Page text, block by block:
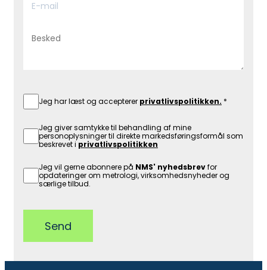
Jeg har læst og accepterer privatlivspolitikken.
Jeg giver samtykke til behandling af mine
personoplysninger til direkte markedsføringsformål som
beskrevet i privatlivspolitikken
Jeg vil gerne abonnere på NMS' nyhedsbrevfor
opdateringer om metrologi, virksomhedsnyheder og
særlige tilbud.
Send